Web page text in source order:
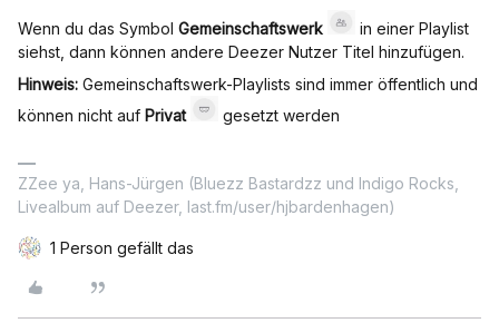
Wenn du das Symbol Gemeinschaftswerk
in einer Playlist
siehst, dann können andere Deezer Nutzer Titel hinzufügen.
Hinweis: Gemeinschaftswerk-Playlists sind immer öffentlich und
können nicht auf Privat gesetzt werden
ZZee ya, Hans-Jürgen (Bluezz Bastardzz und Indigo Rocks,
Livealbum auf Deezer, last.fm/user/hjbardenhagen)
1 Person gefällt das